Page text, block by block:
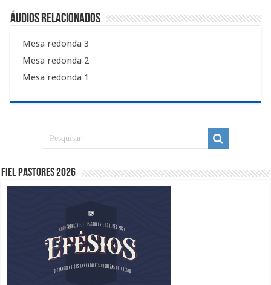
Áudios Relacionados
Mesa redonda 3
Mesa redonda 2
Mesa redonda 1
Fiel Pastores 2026